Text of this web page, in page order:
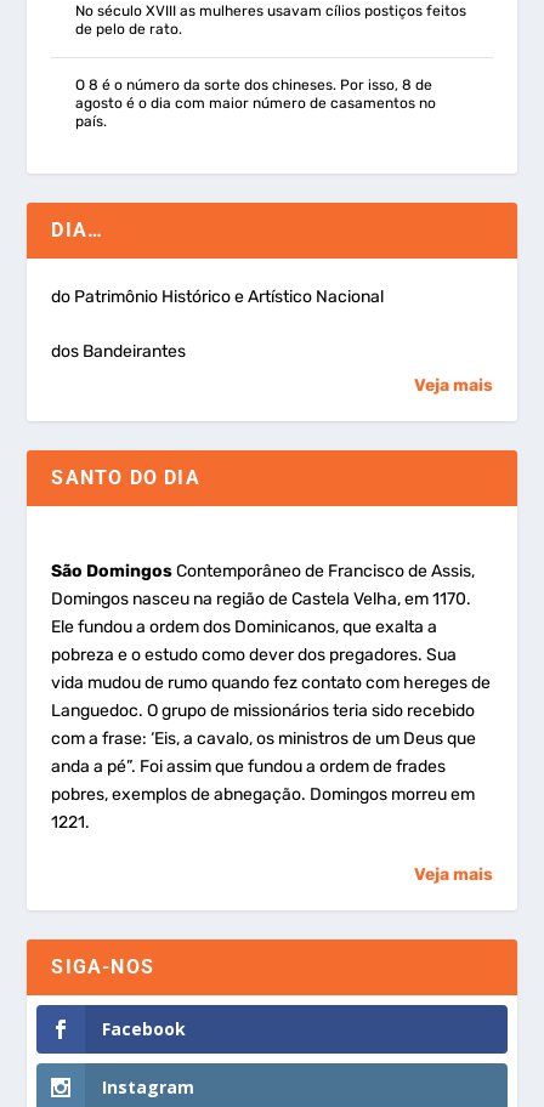
No século XVIII as mulheres usavam cílios postiços feitos
de pelo de rato.
O 8 é o número da sorte dos chineses. Por isso, 8 de
agosto é o dia com maior número de casamentos no
país.
DIA…
do Patrimônio Histórico e Artístico Nacional
dos Bandeirantes
Veja mais
SANTO DO DIA
São DomingosContemporâneo de Francisco de Assis,
Domingos nasceu na região de Castela Velha, em 1170.
Ele fundou a ordem dos Dominicanos, que exalta a
pobreza e o estudo como dever dos pregadores. Sua
vida mudou de rumo quando fez contato com hereges de
Languedoc. O grupo de missionários teria sido recebido
com a frase: ‘Eis, a cavalo, os ministros de um Deus que
anda a pé”. Foi assim que fundou a ordem de frades
pobres, exemplos de abnegação. Domingos morreu em
1221.
Veja mais
SIGA-NOS
Facebook
Instagram